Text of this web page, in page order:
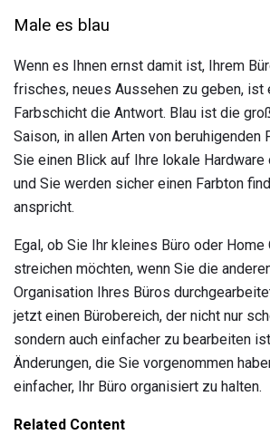
Male es blau
Wenn es Ihnen ernst damit ist, Ihrem
frisches, neues Aussehen zu geben, ist
Farbschicht die Antwort. Blau ist die
Saison, in allen Arten von beruhigenden
Sie einen Blick auf Ihre lokale
und Sie werden sicher einen Farbton
anspricht.
Egal, ob Sie Ihr kleines Büro oder Home
streichen möchten, wenn Sie die
Organisation Ihres Büros
jetzt einen Bürobereich, der nicht nur
sondern auch einfacher zu bearbeiten
Änderungen, die Sie vorgenommen
einfacher, Ihr Büro organisiert zu halten.
Related Content